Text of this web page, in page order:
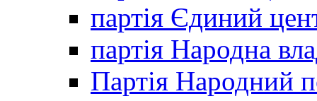
партія Єдиний
партія Народна
Партія Народний